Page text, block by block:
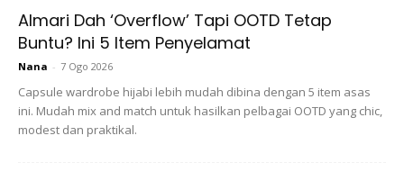
Almari Dah ‘Overflow’ Tapi OOTD Tetap
Buntu? Ini 5 Item Penyelamat
Nana - 7 Ogo 2026
Capsule wardrobe hijabi lebih mudah dibina dengan 5 item asas
ini. Mudah mix and match untuk hasilkan pelbagai OOTD yang chic,
modest dan praktikal.